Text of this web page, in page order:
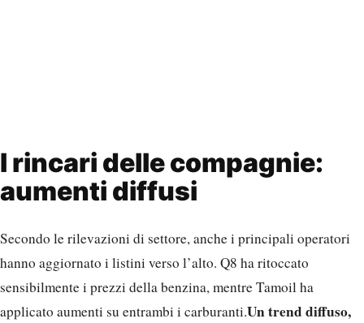
I rincari delle compagnie:
aumenti diffusi
Secondo le rilevazioni di settore, anche i principali operatori
hanno aggiornato i listini verso l’alto. Q8 ha ritoccato
sensibilmente i prezzi della benzina, mentre Tamoil ha
applicato aumenti su entrambi i carburanti.Un trend diffuso,